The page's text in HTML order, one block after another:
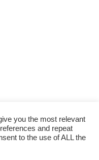
you the most relevant
and repeat
to the use of ALL the